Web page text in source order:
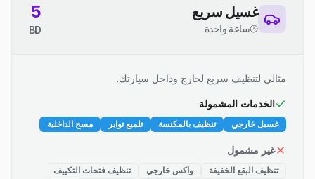
غسيل سريع
ساعة واحدة
5
BD
مثالي لتنظيف سريع لخارج وداخل سيارتك.
الخدمات المشمولة
غسيل خارجي تنظيف بالمكنسة تلميع تواير مسح الداخلية
غير مشمول
تنظيف البقع الخفيفة واكس خارجي
تنظيف فتحات التكييف